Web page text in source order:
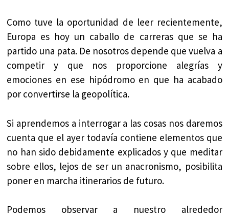
Como tuve la oportunidad de leer recientemente,
Europa es hoy un caballo de carreras que se ha
partido una pata. De nosotros depende que vuelva a
competir y que nos proporcione alegrías y
emociones en ese hipódromo en que ha acabado
por convertirse la geopolítica.
Si aprendemos a interrogar a las cosas nos daremos
cuenta que el ayer todavía contiene elementos que
no han sido debidamente explicados y que meditar
sobre ellos, lejos de ser un anacronismo, posibilita
poner en marcha itinerarios de futuro.
Podemos observar a nuestro alrededor